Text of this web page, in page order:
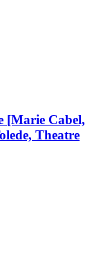
[Marie Cabel,
Theatre